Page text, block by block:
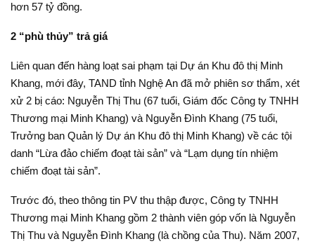
hơn 57 tỷ đồng.
2 “phù thủy” trả giá
Liên quan đến hàng loạt sai phạm tại Dự án Khu đô thị Minh
Khang, mới đây, TAND tỉnh Nghệ An đã mở phiên sơ thẩm, xét
xử 2 bị cáo: Nguyễn Thị Thu (67 tuổi, Giám đốc Công ty TNHH
Thương mại Minh Khang) và Nguyễn Đình Khang (75 tuổi,
Trưởng ban Quản lý Dự án Khu đô thị Minh Khang) về các tội
danh “Lừa đảo chiếm đoạt tài sản” và “Lạm dụng tín nhiệm
chiếm đoạt tài sản”.
Trước đó, theo thông tin PV thu thập được, Công ty TNHH
Thương mại Minh Khang gồm 2 thành viên góp vốn là Nguyễn
Thị Thu và Nguyễn Đình Khang (là chồng của Thu). Năm 2007,